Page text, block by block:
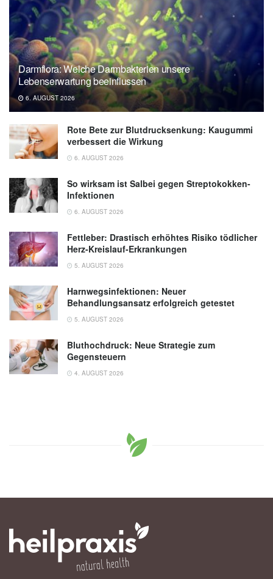
Darmflora: Welche Darmbakterien unsere
Lebenserwartung beeinflussen
6. AUGUST 2026
Rote Bete zur Blutdrucksenkung: Kaugummi
verbessert die Wirkung
6. AUGUST 2026
So wirksam ist Salbei gegen Streptokokken-
Infektionen
6. AUGUST 2026
Fettleber: Drastisch erhöhtes Risiko tödlicher
Herz-Kreislauf-Erkrankungen
5. AUGUST 2026
Harnwegsinfektionen: Neuer
Behandlungsansatz erfolgreich getestet
5. AUGUST 2026
Bluthochdruck: Neue Strategie zum
Gegensteuern
4. AUGUST 2026